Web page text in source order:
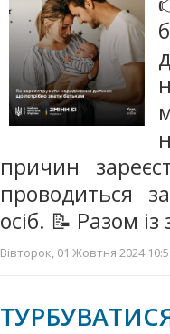
причин
проводиться
осіб. 📝 Разом
Вівторок, 01 Жовтня 2024